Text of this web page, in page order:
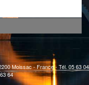
Moissac - France - Tél. 05 63 04
64